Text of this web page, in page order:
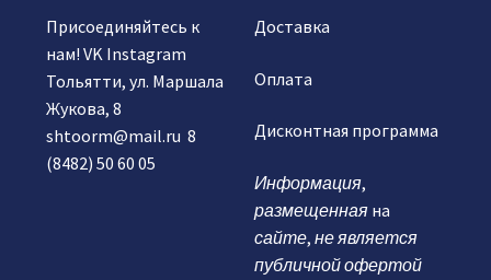
Присоединяйтесь к
нам! VK Instagram
Тольятти, ул. Маршала
Жукова, 8
shtoorm@mail.ru 8
(8482) 50 60 05
Доставка
Оплата
Дисконтная программа
Информация,
размещеннаяна
сайте, не является
публичной офертой